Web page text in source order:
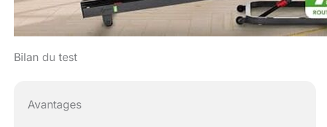
Bilan du test
Avantages